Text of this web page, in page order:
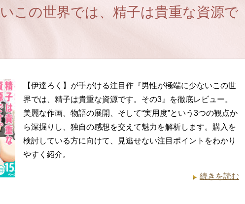
この世界では、精子は貴重な資源で
【伊達ろく】が手がける注目作『男性が極端に少ないこの世
界では、精子は貴重な資源です。その3』を徹底レビュー。
美麗な作画、物語の展開、そして“実用度”という3つの観点か
ら深掘りし、独自の感想を交えて魅力を解析します。購入を
検討している方に向けて、見逃せない注目ポイントをわかり
やすく紹介。
続きを読む